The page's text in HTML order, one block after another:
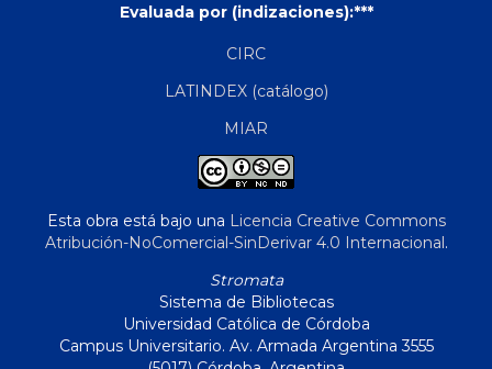
Evaluada por (indizaciones):***
CIRC
LATINDEX (catálogo)
MIAR
Esta obra está bajo una Licencia Creative Commons
Atribución-NoComercial-SinDerivar 4.0 Internacional.
Stromata
Sistema de Bibliotecas
Universidad Católica de Córdoba
Campus Universitario. Av. Armada Argentina 3555